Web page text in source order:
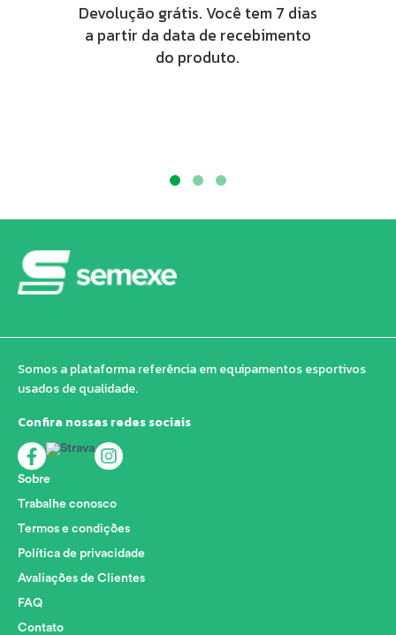
Devolução grátis. Você tem 7 dias
a partir da data de recebimento
do produto.
Somos a plataforma referência em equipamentos esportivos
usados de qualidade.
Confira nossas redes sociais
Sobre
Trabalhe conosco
Termos e condições
Política de privacidade
Avaliações de Clientes
FAQ
Contato